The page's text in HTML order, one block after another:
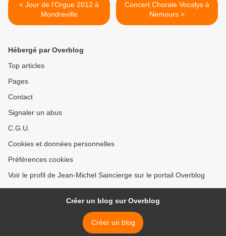
< Jour de l'Orgue 2012 à
Mondreville
Concert Chorale Vocalys à
Nemours >
Hébergé par Overblog
Top articles
Pages
Contact
Signaler un abus
C.G.U.
Cookies et données personnelles
Préférences cookies
Voir le profil de Jean-Michel Saincierge sur le portail Overblog
Créer un blog sur Overblog
Créer un blog